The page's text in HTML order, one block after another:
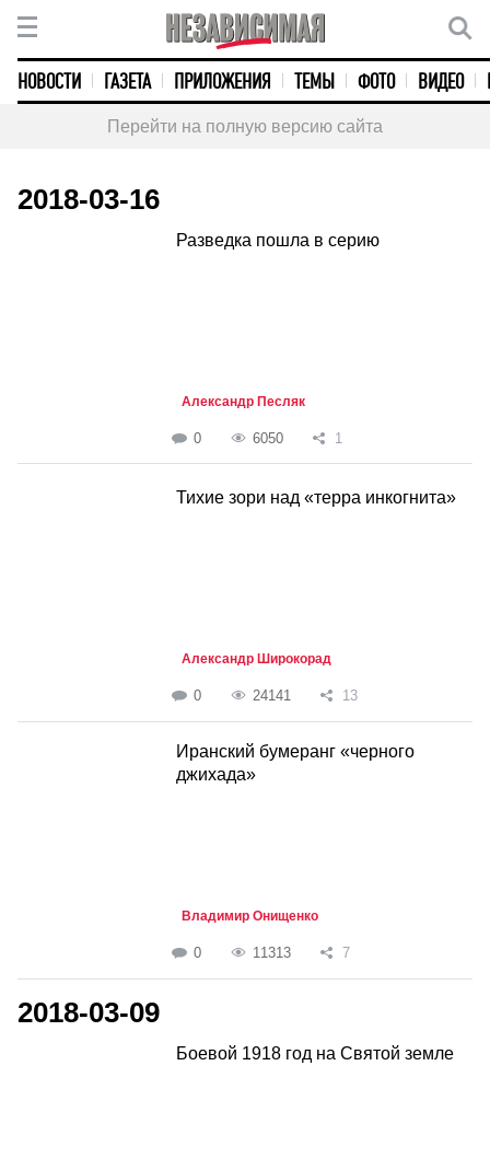
НОВОСТИ ГАЗЕТА ПРИЛОЖЕНИЯ ТЕМЫ ФОТО ВИДЕО
Перейти на полную версию сайта
2018-03-16
Разведка пошла в серию
Александр Песляк
0 6050 1
Тихие зори над «терра инкогнита»
Александр Широкорад
0 24141 13
Иранский бумеранг «черного
джихада»
Владимир Онищенко
0 11313 7
2018-03-09
Боевой 1918 год на Cвятой земле